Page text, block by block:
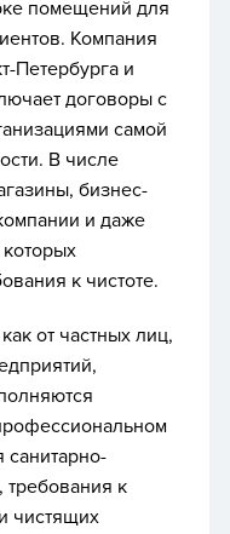
помещений для
Компания
Петербурга и
договоры с
самой
В числе
бизнес-
и даже
к чистоте.
от частных лиц,
к
чистящих